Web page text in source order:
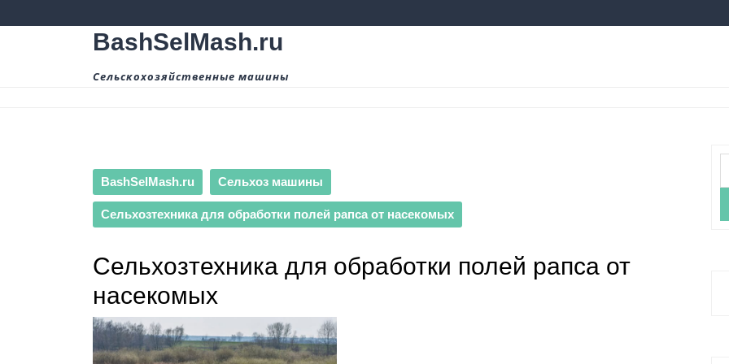
к
BashSelMash.ru
Сельскохозяйственные машины
BashSelMash.ru Сельхоз машины
Сельхозтехника для обработки полей рапса от насекомых
Сельхозтехника для обработки полей рапса от
насекомых